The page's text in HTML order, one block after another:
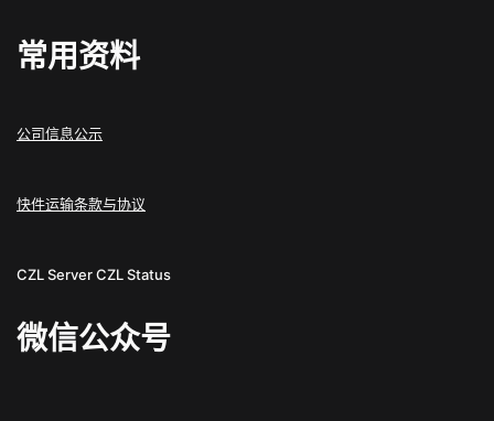
常用资料
公司信息公示
快件运输条款与协议
CZL ServerCZL Status
微信公众号